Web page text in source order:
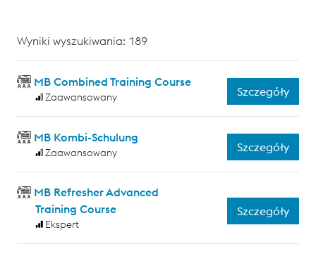
Wyniki wyszukiwania: 189
MB Combined Training Course
Zaawansowany Szczegóły
MB Kombi-Schulung
Zaawansowany Szczegóły
MB Refresher Advanced
Training Course
Ekspert
Szczegóły